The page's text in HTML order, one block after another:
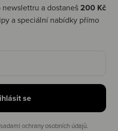
newslettru a dostaneš200 Kč
a speciální nabídky přímo
se
ochrany osobních údajů.